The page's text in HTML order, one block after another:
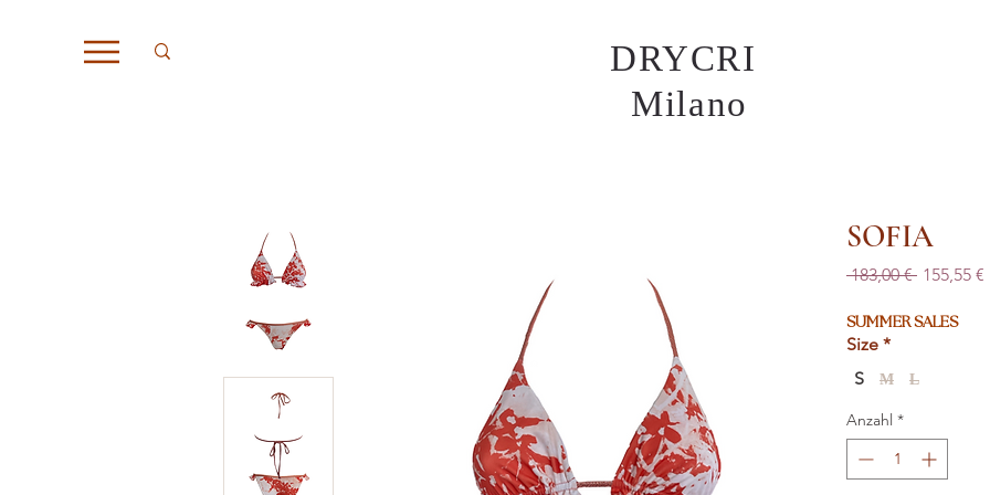
DRYCRI
Milano
SOFIA
183,00 € 155,55 €
SUMMER SALES
Size *
S
M L
Anzahl *